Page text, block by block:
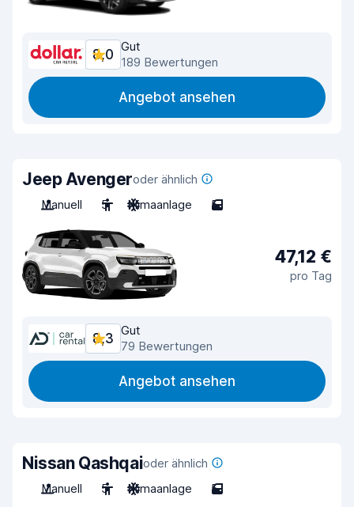
8,0
Gut
189 Bewertungen
Angebot ansehen
Jeep Avengeroder ähnlich
Manuell
5 Klimaanlage 5
47,12 €
pro Tag
8,3
Gut
79 Bewertungen
Angebot ansehen
Nissan Qashqaioder ähnlich
Manuell
5 Klimaanlage 5